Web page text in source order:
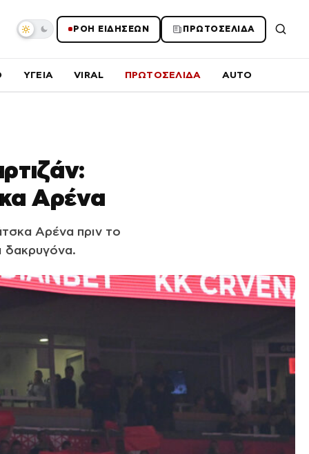
ΡΟΗ ΕΙΔΗΣΕΩΝ ΠΡΩΤΟΣΕΛΙΔΑ
ΥΓΕΙΑ VIRAL ΠΡΩΤΟΣΕΛΙΔΑ AUTO
Αρένα
Αρένα πριν το
δακρυγόνα.